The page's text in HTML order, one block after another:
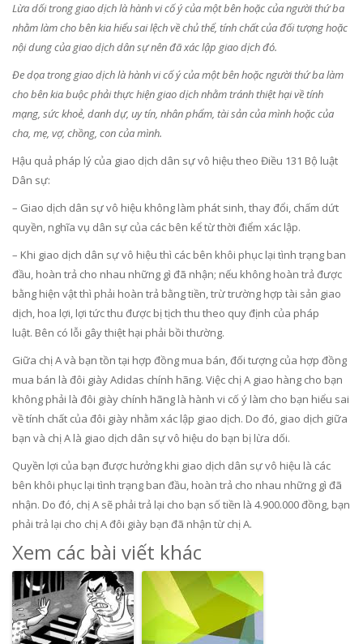
Lừa dối trong giao dịch là hành vi cố ý của một bên hoặc của người thứ ba
nhằm làm cho bên kia hiểu sai lệch về chủ thể, tính chất của đối tượng hoặc
nội dung của giao dịch dân sự nên đã xác lập giao dịch đó.
Đe dọa trong giao dịch là hành vi cố ý của một bên hoặc người thứ ba làm
cho bên kia buộc phải thực hiện giao dịch nhằm tránh thiệt hại về tính
mạng, sức khoẻ, danh dự, uy tín, nhân phẩm, tài sản của mình hoặc của
cha, mẹ, vợ, chồng, con của mình.
Hậu quả pháp lý của giao dịch dân sự vô hiệu theo Điều 131 Bộ luật
Dân sự:
– Giao dịch dân sự vô hiệu không làm phát sinh, thay đổi, chấm dứt
quyền, nghĩa vụ dân sự của các bên kể từ thời điểm xác lập.
– Khi giao dịch dân sự vô hiệu thì các bên khôi phục lại tình trạng ban
đầu, hoàn trả cho nhau những gì đã nhận; nếu không hoàn trả được
bằng hiện vật thì phải hoàn trả bằng tiền, trừ trường hợp tài sản giao
dịch, hoa lợi, lợi tức thu được bị tịch thu theo quy định của pháp
luật. Bên có lỗi gây thiệt hại phải bồi thường.
Giữa chị A và bạn tồn tại hợp đồng mua bán, đối tượng của hợp đồng
mua bán là đôi giày Adidas chính hãng. Việc chị A giao hàng cho bạn
không phải là đôi giày chính hãng là hành vi cố ý làm cho bạn hiểu sai
về tính chất của đôi giày nhằm xác lập giao dịch. Do đó, giao dịch giữa
bạn và chị A là giao dịch dân sự vô hiệu do bạn bị lừa dối.
Quyền lợi của bạn được hưởng khi giao dịch dân sự vô hiệu là các
bên khôi phục lại tình trạng ban đầu, hoàn trả cho nhau những gì đã
nhận. Do đó, chị A sẽ phải trả lại cho bạn số tiền là 4.900.000 đồng, bạn
phải trả lại cho chị A đôi giày bạn đã nhận từ chị A.
Xem các bài viết khác